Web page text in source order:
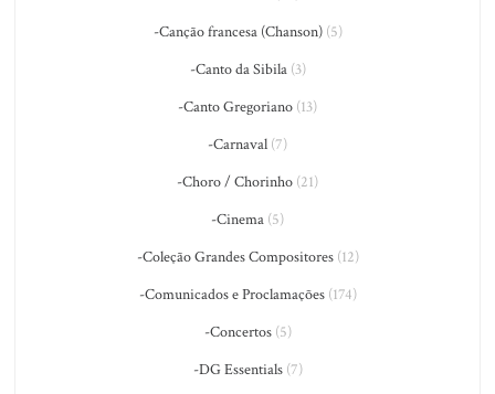
-Canção francesa (Chanson)(5)
-Canto da Sibila(3)
-Canto Gregoriano (13)
-Carnaval (7)
-Choro / Chorinho (21)
-Cinema (5)
-Coleção Grandes Compositores(12)
-Comunicados e Proclamações(174)
-Concertos(5)
-DG Essentials(7)